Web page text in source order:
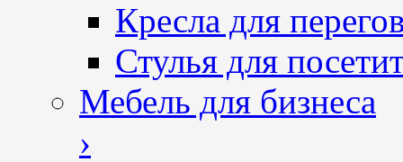
Кресла для
Стулья для
Мебель для бизнеса
›